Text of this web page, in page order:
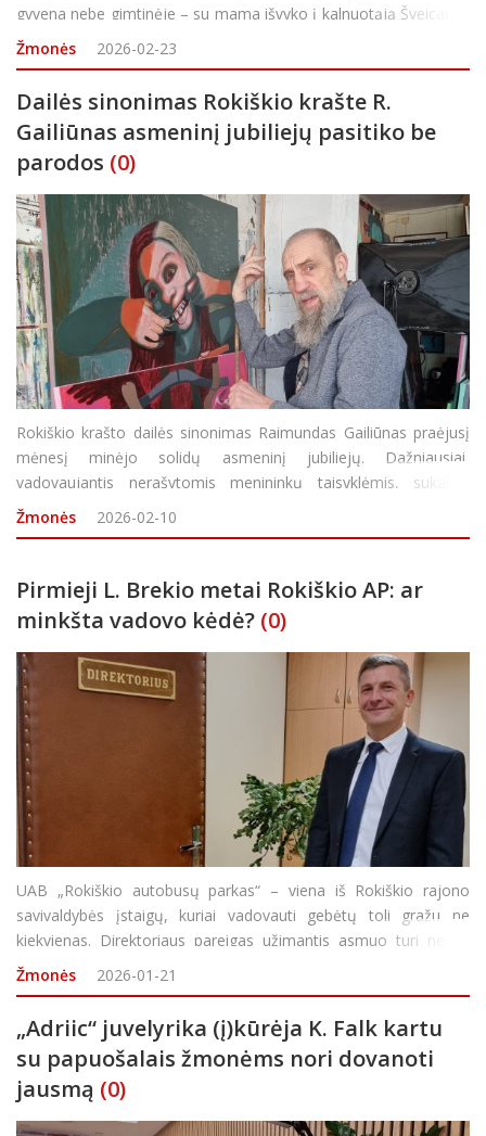
gyvena nebe gimtinėje – su mama išvyko į kalnuotąją Šveicariją.
Tačiau Rokiškyje vis dar gyvena Gabrielės tėtis bei kiti jai itin
brangūs a
Žmonės 2026-02-23
Dailės sinonimas Rokiškio krašte R.
Gailiūnas asmeninį jubiliejų pasitiko be
parodos (0)
Rokiškio krašto dailės sinonimas Raimundas Gailiūnas praėjusį
mėnesį minėjo solidų asmeninį jubiliejų. Dažniausiai,
vadovaujantis nerašytomis menininkų taisyklėmis, sukaktis
autoriai pažymi surengdami savo darbų parodą, pristatymą ar
kita forma demonstruodami tai, kuo gyvena. Ta
Žmonės 2026-02-10
Pirmieji L. Brekio metai Rokiškio AP: ar
minkšta vadovo kėdė? (0)
UAB „Rokiškio autobusų parkas“ – viena iš Rokiškio rajono
savivaldybės įstaigų, kuriai vadovauti gebėtų toli gražu ne
kiekvienas. Direktoriaus pareigas užimantis asmuo turi ne tik
puikiai išmanyti pačią veiklos sritį, bet ir būti itin stipria
asmenybe. T
Žmonės 2026-01-21
„Adriic“ juvelyrika (į)kūrėja K. Falk kartu
su papuošalais žmonėms nori dovanoti
jausmą (0)